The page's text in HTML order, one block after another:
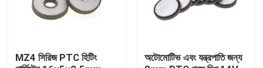
MZ4 সিরিজ PTC হিটিং
অটোমোটিভ এবং যন্ত্রপাতি জন্য